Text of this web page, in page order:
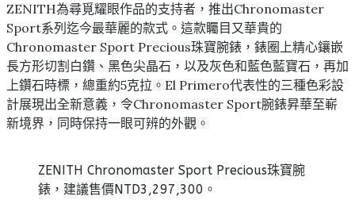
ZENITH為尋覓耀眼作品的支持者，推出Chronomaster
Sport系列迄今最華麗的款式。這款矚目又華貴的
Chronomaster Sport Precious珠寶腕錶，錶圈上精心鑲嵌
長方形切割白鑽、黑色尖晶石，以及灰色和藍色藍寶石，再加
上鑽石時標，總重約5克拉。El Primero代表性的三種色彩設
計展現出全新意義，令Chronomaster Sport腕錶昇華至嶄
新境界，同時保持一眼可辨的外觀。
ZENITH Chronomaster Sport Precious珠寶腕
錶，建議售價NTD3,297,300。